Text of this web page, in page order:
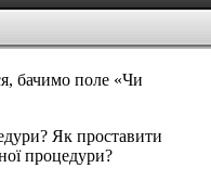
бачимо поле «Чи
Як проставити
процедури?